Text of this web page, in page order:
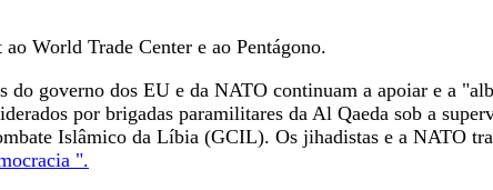
World Trade Center e ao Pentágono.
governo dos EU e da NATO continuam a apoiar e a
por brigadas paramilitares da Al Qaeda sob a
Islâmico da Líbia (GCIL). Os jihadistas e a NATO
".